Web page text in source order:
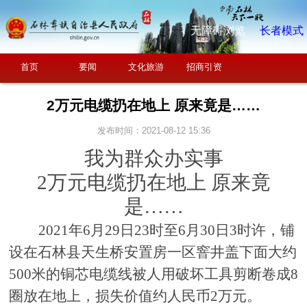
无障碍浏览 长者模式
首页 要闻 文化旅游 招商引资
2万元电缆扔在地上 原来竟是……
发布时间：2021-08-12 15:36
我为群众办实事
2万元电缆扔在地上 原来竟
是……
2021年6月29日23时至6月30日3时许，铺
设在石林县天生桥安置房一区窨井盖下面大约
500米的铜芯电缆线被人用破坏工具剪断卷成8
圈放在地上，损失价值约人民币2万元。